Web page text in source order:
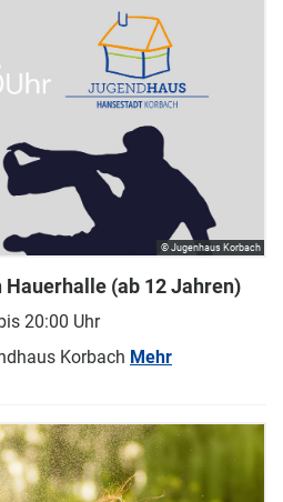
(ab 12 Jahren)
20:00 Uhr
Korbach Mehr
© Jugenhaus Korbach